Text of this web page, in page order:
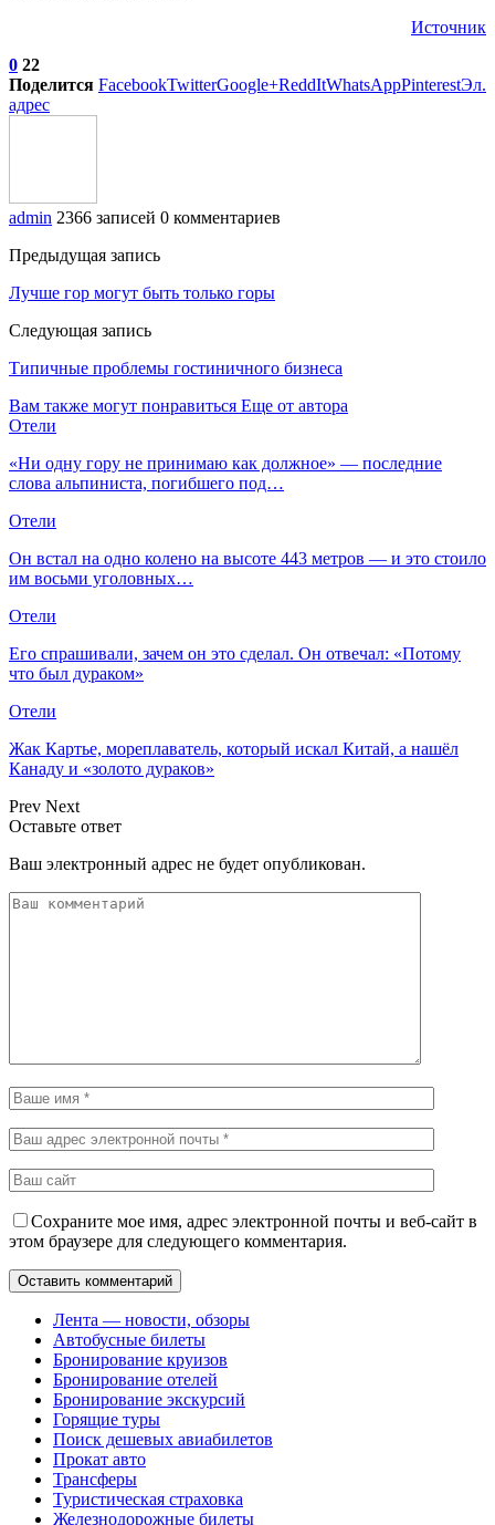
Источник
0 22
Поделится FacebookTwitterGoogle+ReddItWhatsAppPinterestЭл.
адрес
admin 2366 записей 0 комментариев
Предыдущая запись
Лучше гор могут быть только горы
Следующая запись
Типичные проблемы гостиничного бизнеса
Вам также могут понравиться Еще от автора
Отели
«Ни одну гору не принимаю как должное» — последние
слова альпиниста, погибшего под…
Отели
Он встал на одно колено на высоте 443 метров — и это стоило
им восьми уголовных…
Отели
Его спрашивали, зачем он это сделал. Он отвечал: «Потому
что был дураком»
Отели
Жак Картье, мореплаватель, который искал Китай, а нашёл
Канаду и «золото дураков»
Prev Next
Оставьте ответ
Ваш электронный адрес не будет опубликован.
Сохраните мое имя, адрес электронной почты и веб-сайт в
этом браузере для следующего комментария.
Лента — новости, обзоры
Автобусные билеты
Бронирование круизов
Бронирование отелей
Бронирование экскурсий
Горящие туры
Поиск дешевых авиабилетов
Прокат авто
Трансферы
Туристическая страховка
Железнодорожные билеты